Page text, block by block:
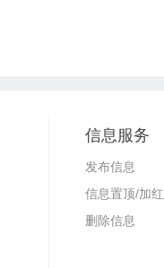
信息服务
发布信息
信息置顶/加红
删除信息